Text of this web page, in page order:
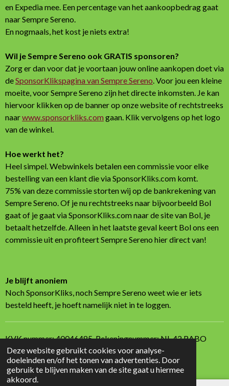
Deze website gebruikt cookies voor analyse-
doeleinden en/of het tonen van advertenties. Door
gebruik te blijven maken van de site gaat u hiermee
akkoord.
en Expedia mee. Een percentage van het aankoopbedrag gaat
naar Sempre Sereno.
En nogmaals, het kost je niets extra!
Wil je Sempre Sereno ook GRATIS sponsoren?
Zorg er dan voor dat je voortaan jouw online aankopen doet via
deSponsorKlikspagina van Sempre Sereno . Voor jou een kleine
moeite, voor Sempre Sereno zijn het directe inkomsten. Je kan
hiervoor klikken op de banner op onze website of rechtstreeks
naarwww.sponsorkliks.comgaan. Klik vervolgens op het logo
van de winkel.
Hoe werkt het?
Heel simpel. Webwinkels betalen een commissie voor elke
bestelling van een klant die via SponsorKliks.com komt.
75% van deze commissie storten wij op de bankrekening van
Sempre Sereno. Of je nu rechtstreeks naar bijvoorbeeld Bol
gaat of je gaat via SponsorKliks.com naar de site van Bol, je
betaalt hetzelfde. Alleen in het laatste geval keert Bol ons een
commissie uit en profiteert Sempre Sereno hier direct van!
Je blijft anoniem
Noch SponsorKliks, noch Sempre Sereno weet wie er iets
besteld heeft, je hoeft namelijk niet in te loggen.
KVK nummer:40046485,Rekeningnummer: NL 42 RABO
0115 7613 30
© 2022 - 2026 Sempre Sereno